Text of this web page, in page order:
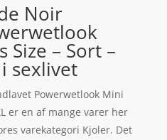
Noir
Size – Sort –
sexlivet
Powerwetlook Mini
er en af mange varer her
varekategori Kjoler. Det